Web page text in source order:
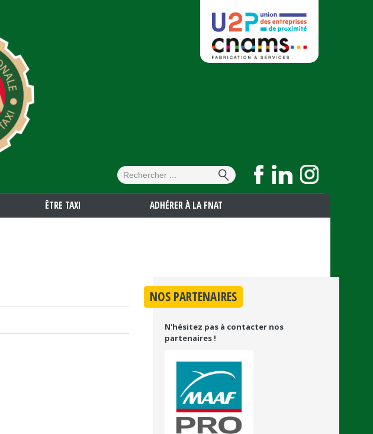
Formulaire de
recherche
Rechercher
ÊTRE TAXI ADHÉRER À LA FNAT
NOS PARTENAIRES
N'hésitez pas à contacter nos
partenaires !